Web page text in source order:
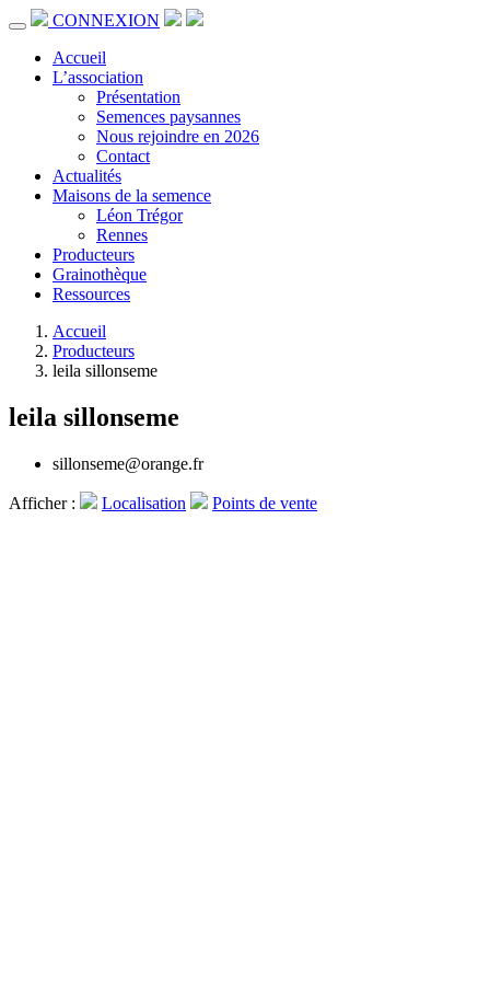
CONNEXION
Accueil
L’association
Présentation
Semences paysannes
Nous rejoindre en 2026
Contact
Actualités
Maisons de la semence
Léon Trégor
Rennes
Producteurs
Grainothèque
Ressources
Accueil
Producteurs
leila sillonseme
leila sillonseme
sillonseme@orange.fr
Afficher : Localisation Points de vente